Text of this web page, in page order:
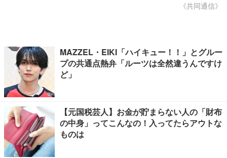
《共同通信》
MAZZEL・EIKI「ハイキュー！！」とグルー
プの共通点熱弁「ルーツは全然違うんですけ
ど」
【元国税芸人】お金が貯まらない人の「財布
の中身」ってこんなの！入ってたらアウトな
ものは